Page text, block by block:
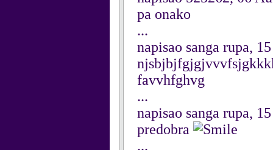
pa onako
...
napisao sanga rupa,
favvhfghvg
...
napisao sanga rupa,
predobra
...